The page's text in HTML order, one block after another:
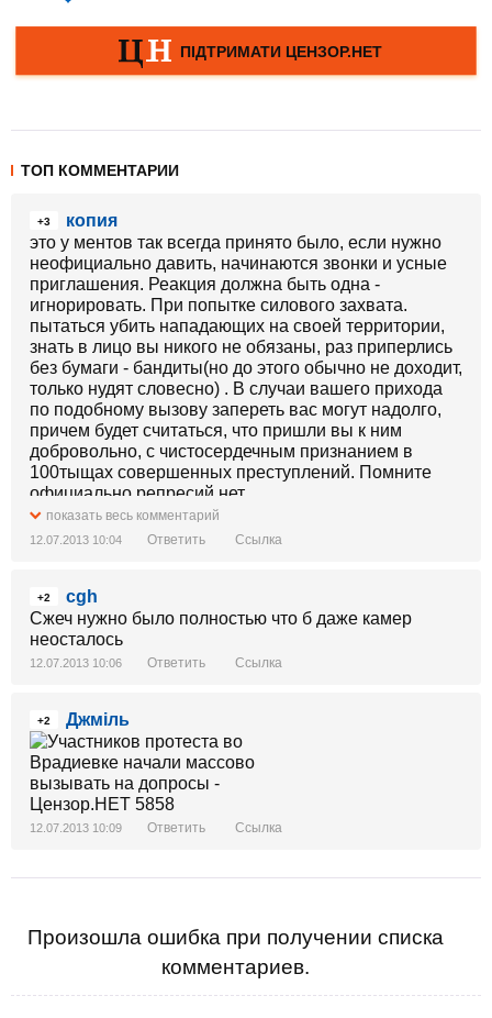
ТОП КОММЕНТАРИИ
+3
копия
это у ментов так всегда принято было, если нужно
неофициально давить, начинаются звонки и усные
приглашения. Реакция должна быть одна -
игнорировать. При попытке силового захвата.
пытаться убить нападающих на своей территории,
знать в лицо вы никого не обязаны, раз приперлись
без бумаги - бандиты(но до этого обычно не доходит,
только нудят словесно) . В случаи вашего прихода
по подобному вызову запереть вас могут надолго,
причем будет считаться, что пришли вы к ним
добровольно, с чистосердечным признанием в
100тыщах совершенных преступлений. Помните
официально репресий нет.
показать весь комментарий
12.07.2013 10:04 Ответить Ссылка
+2
cgh
Сжеч нужно было полностью что б даже камер
неосталось
12.07.2013 10:06 Ответить Ссылка
+2 Джміль
12.07.2013 10:09 Ответить Ссылка
Произошла ошибка при получении списка
комментариев.